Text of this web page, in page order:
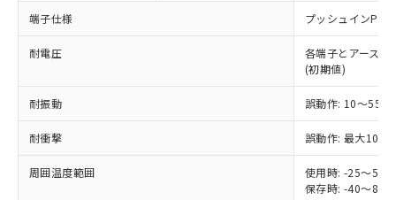
端子仕様 プッシュインPlus
耐電圧
各端子とアース
(初期値)
耐振動 誤動作: 10～
耐衝撃 誤動作: 最大
周囲温度範囲
使用時: -25～55℃
保存時: -40～80℃
ご利用条件
以下の条件をお読みいただき、同意のうえ
本サービスは、当社制御機器事業取扱
商品の当社在庫状況および標準価格
(税抜)を提供させていただくもので
対応予定：EU RoHS指令（10物質）の非含
有に対応した製品に切り替える予定のある
対応予定なし：EU RoHS指令（10物質）の
非含有に非対応の商品で、対応品を出す予
調査・確認中：EU RoHS指令（10物質）の
非含有の対応状況を調査中または確認中の
非該当品：ライセンス料など無形物で、有
「○」：最大均質材料含有率が中国RoHSの